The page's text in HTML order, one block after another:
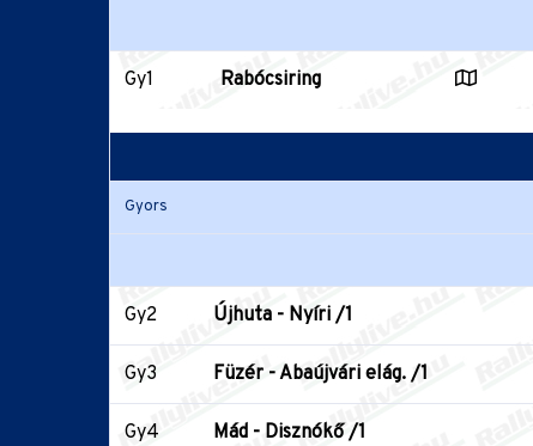
Gy1 Rabócsiring
Gyors
Gy2 Újhuta - Nyíri /1
Gy3 Füzér - Abaújvári elág. /1
Gy4 Mád - Disznókő /1